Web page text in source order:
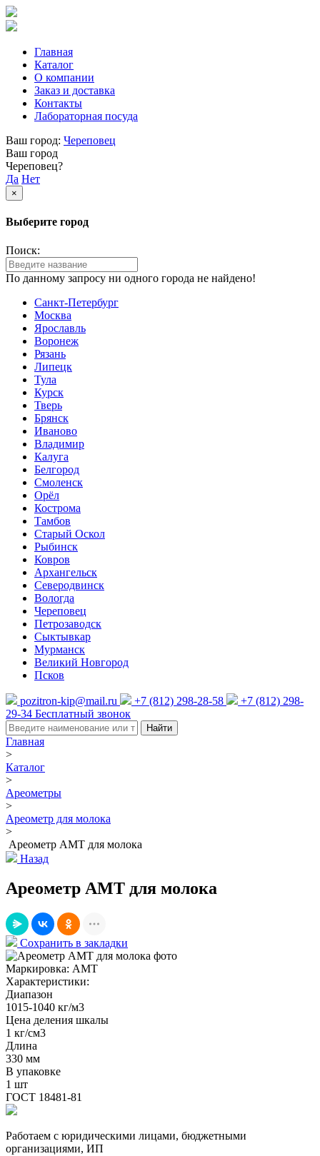
Главная
Каталог
О компании
Заказ и доставка
Контакты
Лабораторная посуда
Ваш город: Череповец
Ваш город
Череповец?
Да Нет
×
Выберите город
Поиск:
По данному запросу ни одного города не найдено!
Санкт-Петербург
Москва
Ярославль
Воронеж
Рязань
Липецк
Тула
Курск
Тверь
Брянск
Иваново
Владимир
Калуга
Белгород
Смоленск
Орёл
Кострома
Тамбов
Старый Оскол
Рыбинск
Ковров
Архангельск
Северодвинск
Вологда
Череповец
Петрозаводск
Сыктывкар
Мурманск
Великий Новгород
Псков
pozitron-kip@mail.ru +7 (812) 298-28-58
+7 (812) 298-
29-34 Бесплатный звонок
Найти
Главная
>
Каталог
>
Ареометры
>
Ареометр для молока
>
Ареометр АМТ для молока
Назад
Ареометр АМТ для молока
Сохранить в закладки
Маркировка: АМТ
Характеристики:
Диапазон
1015-1040 кг/м3
Цена деления шкалы
1 кг/см3
Длина
330 мм
В упаковке
1 шт
ГОСТ 18481-81
Работаем с юридическими лицами, бюджетными
организациями, ИП